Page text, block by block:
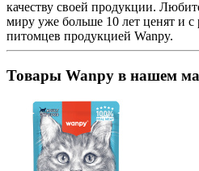
качеству своей продукции.
миру уже больше 10 лет ценят и
питомцев продукцией Wanpy.
Товары Wanpy в нашем